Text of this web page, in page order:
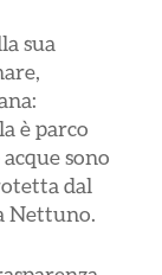
sua
è parco
sono
dal
Nettuno.